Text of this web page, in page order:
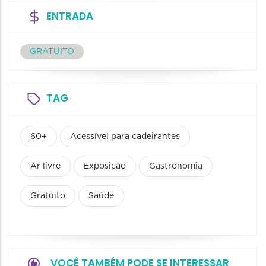
ENTRADA
GRATUITO
TAG
60+ Acessível para cadeirantes
Ar livre Exposição Gastronomia
Gratuito Saúde
VOCÊ TAMBÉM PODE SE INTERESSAR